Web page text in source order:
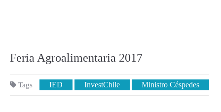
Feria Agroalimentaria 2017
Tags IED InvestChile Ministro Céspedes